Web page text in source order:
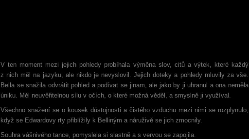
V ten moment mezi jejich pohledy probíhala výměna slov, citů a výtek, které každý
z nich měl na jazyku, ale nikdo je nevyslovil. Jejich doteky a pohledy mluvily za vše.
Bella se snažila odvrátit pohled a podívat se jinam, ale jako by ji uhranul a ona neměla
úniku. Měl neuvěřitelnou sílu v očích, o které možná věděl, a smyslně ji využíval.
Všechno snažení se o kousek důstojnosti a čistého vzduchu mezi nimi se rozplynulo,
když se Edwardovy rty přiblížily k Belliným a náruživě se jich zmocnily.
Souhra vášnivého tance, pomyslela si slastně a s vervou se zapojila.